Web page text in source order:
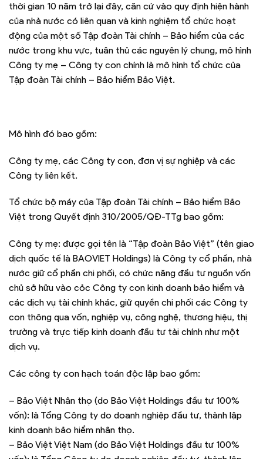
thời gian 10 năm trở lại đây, căn cứ vào quy định hiện hành
của nhà nước có liên quan và kinh nghiệm tổ chức hoạt
động của một số Tập đoàn Tài chính – Bảo hiểm của các
nước trong khu vực, tuân thủ các nguyên lý chung, mô hình
Công ty mẹ – Công ty con chính là mô hình tổ chức của
Tập đoàn Tài chính – Bảo hiểm Bảo Việt.
Mô hình đó bao gồm:
Công ty mẹ, các Công ty con, đơn vị sự nghiệp và các
Công ty liên kết.
Tổ chức bộ máy của Tập đoàn Tài chính – Bảo hiểm Bảo
Việt trong Quyết định 310/2005/QĐ-TTg bao gồm:
Công ty mẹ: được gọi tên là “Tập đoàn Bảo Việt” (tên giao
dịch quốc tế là BAOVIET Holdings) là Công ty cổ phần, nhà
nước giữ cổ phần chi phối, có chức năng đầu tư nguồn vốn
chủ sở hữu vào cỏc Công ty con kinh doanh bảo hiểm và
các dịch vụ tài chính khác, giữ quyền chi phối các Công ty
con thông qua vốn, nghiệp vụ, công nghệ, thương hiệu, thị
trường và trực tiếp kinh doanh đầu tư tài chính như một
dịch vụ.
Các công ty con hạch toán độc lập bao gồm:
– Bảo Việt Nhân thọ (do Bảo Việt Holdings đầu tư 100%
vốn): là Tổng Công ty do doanh nghiệp đầu tư, thành lập
kinh doanh bảo hiểm nhân thọ.
– Bảo Việt Việt Nam (do Bảo Việt Holdings đầu tư 100%